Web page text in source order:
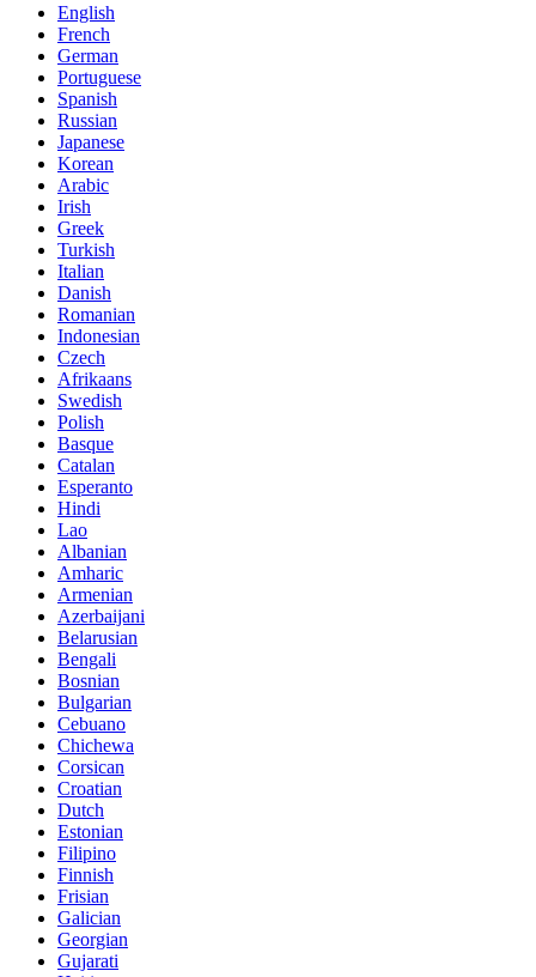
English
French
German
Portuguese
Spanish
Russian
Japanese
Korean
Arabic
Irish
Greek
Turkish
Italian
Danish
Romanian
Indonesian
Czech
Afrikaans
Swedish
Polish
Basque
Catalan
Esperanto
Hindi
Lao
Albanian
Amharic
Armenian
Azerbaijani
Belarusian
Bengali
Bosnian
Bulgarian
Cebuano
Chichewa
Corsican
Croatian
Dutch
Estonian
Filipino
Finnish
Frisian
Galician
Georgian
Gujarati